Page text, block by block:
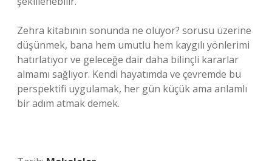
Zehra kitabının sonunda ne oluyor? sorusu üzerine
düşünmek, bana hem umutlu hem kaygılı yönlerimi
hatırlatıyor ve geleceğe dair daha bilinçli kararlar
almamı sağlıyor. Kendi hayatımda ve çevremde bu
perspektifi uygulamak, her gün küçük ama anlamlı
bir adım atmak demek.